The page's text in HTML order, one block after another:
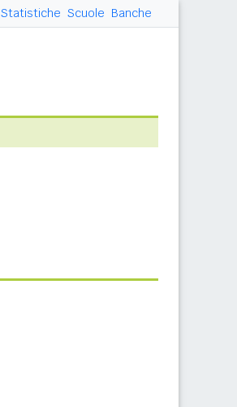
Statistiche Scuole Banche